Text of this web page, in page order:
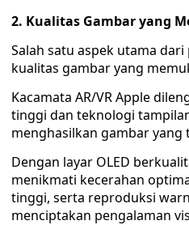
2. Kualitas Gambar yang
Salah satu aspek utama dari
kualitas gambar yang
Kacamata AR/VR Apple
tinggi dan teknologi
menghasilkan gambar yang
Dengan layar OLED
menikmati kecerahan
tinggi, serta reproduksi
menciptakan pengalaman